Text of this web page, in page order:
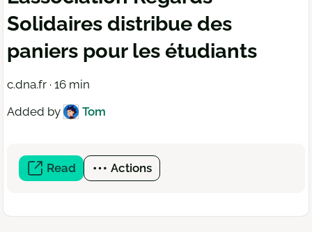
Solidaires distribue des
paniers pour les étudiants
c.dna.fr · 16 min
Added by
Tom
Read (open
a
window)
Actions